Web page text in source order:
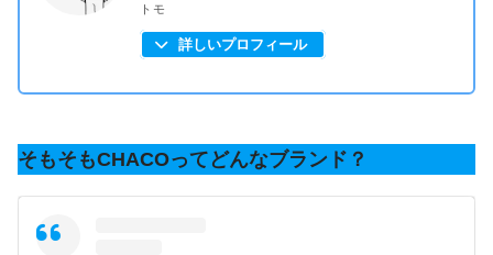
トモ
詳しいプロフィール
そもそもCHACOってどんなブランド？